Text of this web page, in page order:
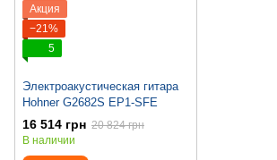
Акция
−21%
5
Электроакустическая гитара
Hohner G2682S EP1-SFE
16 514 грн 20 824 грн
В наличии